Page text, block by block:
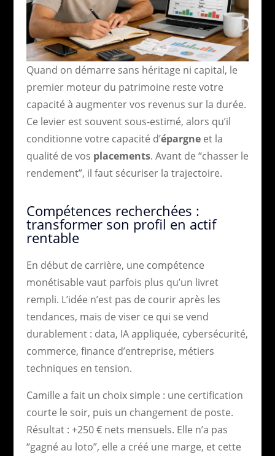
Quand on démarre sans héritage ni capital, le
premier moteur du patrimoine reste votre
capacité à augmenter vos revenus sur la durée.
Ce levier est souvent sous-estimé, alors qu’il
conditionne votre capacité d’épargneet la
qualité de vos placements. Avant de “chasser le
rendement”, il faut sécuriser la trajectoire.
Compétences recherchées :
transformer son profil en actif
rentable
En début de carrière, une compétence
monétisable vaut parfois plus qu’un livret
rempli. L’idée n’est pas de courir après les
tendances, mais de viser ce qui se vend
durablement : data, IA appliquée, cybersécurité,
commerce, finance d’entreprise, métiers
techniques en tension.
Camille a fait un choix simple : une certification
courte le soir, puis un changement de poste.
Résultat : +250 € nets mensuels. Elle n’a pas
“gagné au loto”, elle a créé une marge, et cette